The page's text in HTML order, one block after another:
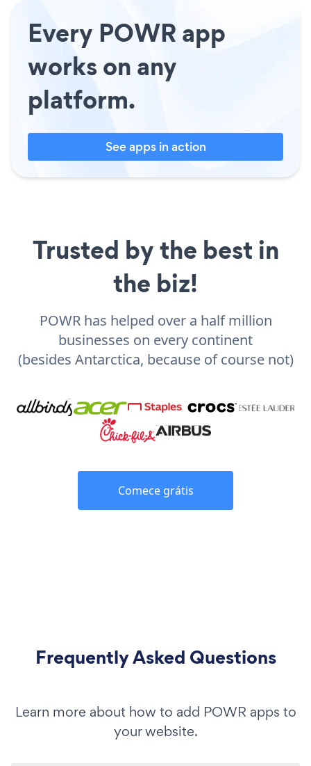
Every POWR app
works on any
platform.
See apps in action
Trusted by the best in
the biz!
POWR has helped over a half million
businesses on every continent
(besides Antarctica, because of course not)
Comece grátis
Frequently Asked Questions
Learn more about how to add POWR apps to
your website.